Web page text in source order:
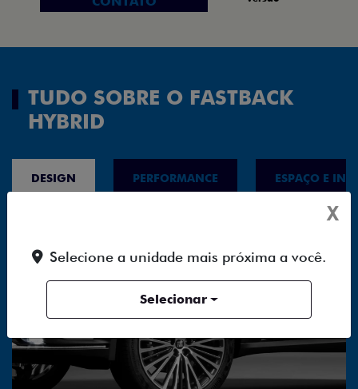
TUDO SOBRE O FASTBACK
HYBRID
DESIGN PERFORMANCE ESPAÇO E
X
Selecione a unidade mais próxima a você.
Selecionar